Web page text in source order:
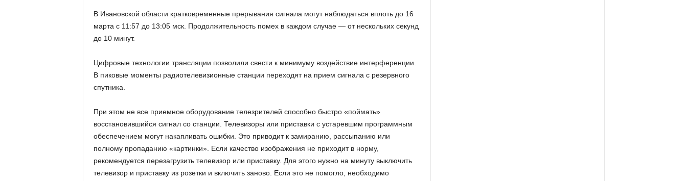
В Ивановской области кратковременные прерывания сигнала могут наблюдаться вплоть до 16
марта с 11:57 до 13:05 мск. Продолжительность помех в каждом случае — от нескольких секунд
до 10 минут.
Цифровые технологии трансляции позволили свести к минимуму воздействие интерференции.
В пиковые моменты радиотелевизионные станции переходят на прием сигнала с резервного
спутника.
При этом не все приемное оборудование телезрителей способно быстро «поймать»
восстановившийся сигнал со станции. Телевизоры или приставки с устаревшим программным
обеспечением могут накапливать ошибки. Это приводит к замиранию, рассыпанию или
полному пропаданию «картинки». Если качество изображения не приходит в норму,
рекомендуется перезагрузить телевизор или приставку. Для этого нужно на минуту выключить
телевизор и приставку из розетки и включить заново. Если это не помогло, необходимо